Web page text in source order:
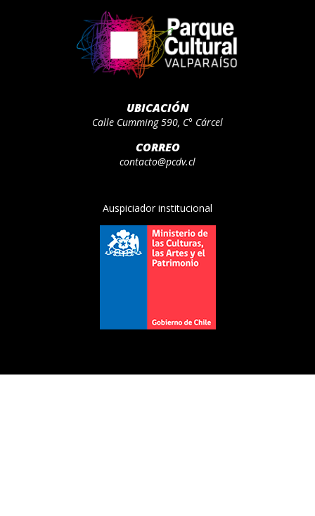
UBICACIÓN
Calle Cumming 590, C° Cárcel
CORREO
contacto@pcdv.cl
Auspiciador institucional